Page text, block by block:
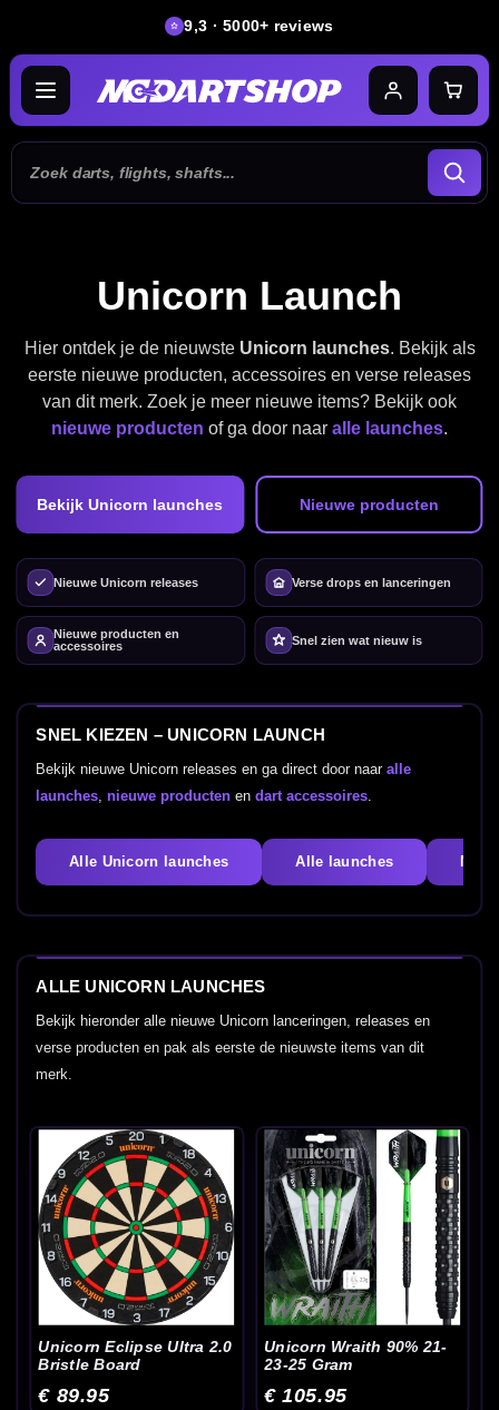
9,3 · 5000+ reviews
Unicorn Launch
Hier ontdek je de nieuwste Unicorn launches. Bekijk als
eerste nieuwe producten, accessoires en verse releases
van dit merk. Zoek je meer nieuwe items? Bekijk ook
nieuwe producten of ga door naar alle launches.
Bekijk Unicorn launches Nieuwe producten
Nieuwe Unicorn releases Verse drops en lanceringen
Nieuwe producten en
accessoires
Snel zien wat nieuw is
SNEL KIEZEN – UNICORN LAUNCH
Bekijk nieuwe Unicorn releases en ga direct door naaralle
launches,nieuwe producten endart accessoires.
Alle Unicorn launches Alle launches
ALLE UNICORN LAUNCHES
Bekijk hieronder alle nieuwe Unicorn lanceringen, releases en
verse producten en pak als eerste de nieuwste items van dit
merk.
Unicorn Eclipse Ultra 2.0
Bristle Board
€ 89.95
Unicorn Wraith 90% 21-
23-25 Gram
€ 105.95